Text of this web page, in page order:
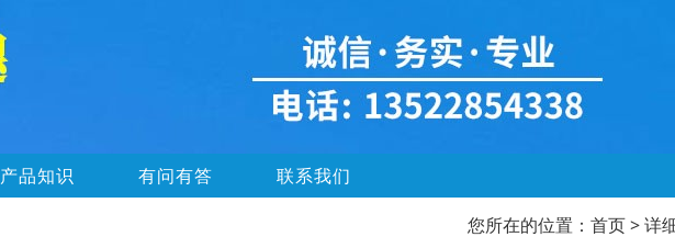
产品知识 有问有答 联系我们
您所在的位置： 首页> 详